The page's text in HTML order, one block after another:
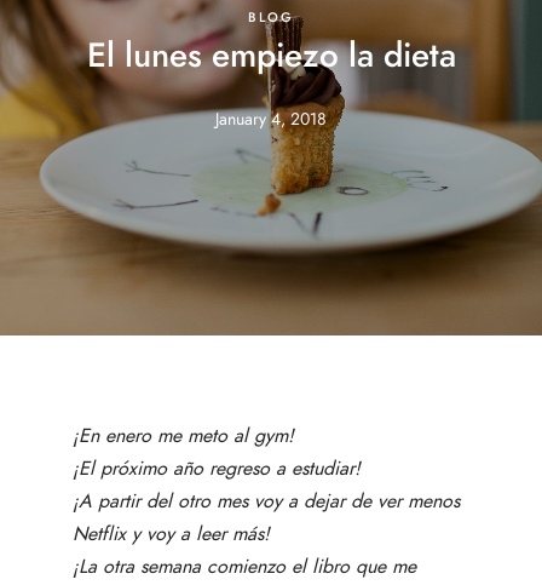
BLOG
El lunes empiezo la dieta
January 4, 2018
¡En enero me meto al gym!
¡El próximo año regreso a estudiar!
¡A partir del otro mes voy a dejar de ver menos
Netflix y voy a leer más!
¡La otra semana comienzo el libro que me